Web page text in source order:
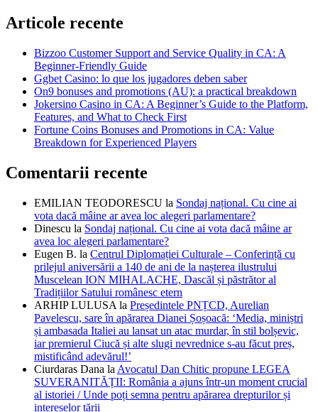
Articole recente
Bizzoo Customer Support and Service Quality in CA: A
Beginner-Friendly Guide
Ggbet Casino: lo que los jugadores deben saber
On9 bonuses and promotions (AU): a practical breakdown
Jokersino Casino in CA: A Beginner’s Guide to the Platform,
Features, and What to Check First
Fortune Coins Bonuses and Promotions in CA: Value
Breakdown for Experienced Players
Comentarii recente
EMILIAN TEODORESCU la Sondaj național. Cu cine ai
vota dacă mâine ar avea loc alegeri parlamentare?
Dinescu la Sondaj național. Cu cine ai vota dacă mâine ar
avea loc alegeri parlamentare?
Eugen B. la Centrul Diplomației Culturale – Conferință cu
prilejul aniversării a 140 de ani de la nașterea ilustrului
Muscelean ION MIHALACHE, Dascăl și păstrător al
Tradițiilor Satului românesc etern
ARHIP LULUSA la Președintele PNȚCD, Aurelian
Pavelescu, sare în apărarea Dianei Șoșoacă: ‘Media, miniștri
și ambasada Italiei au lansat un atac murdar, în stil bolșevic,
iar premierul Ciucă și alte slugi nevrednice s-au făcut preș,
mistificând adevărul!’
Ciurdaras Dana la Avocatul Dan Chitic propune LEGEA
SUVERANITĂȚII: România a ajuns într-un moment crucial
al istoriei / Unde poți semna pentru apărarea drepturilor și
intereselor țării